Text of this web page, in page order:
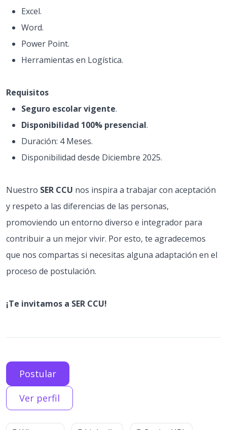
Excel.
Word.
Power Point.
Herramientas en Logística.
Requisitos
Seguro escolar vigente.
Disponibilidad 100% presencial.
Duración: 4 Meses.
Disponibilidad desde Diciembre 2025.
Nuestro SER CCU nos inspira a trabajar con aceptación
y respeto a las diferencias de las personas,
promoviendo un entorno diverso e integrador para
contribuir a un mejor vivir. Por esto, te agradecemos
que nos compartas si necesitas alguna adaptación en el
proceso de postulación.
¡Te invitamos a SER CCU!
Postular
Ver perfil